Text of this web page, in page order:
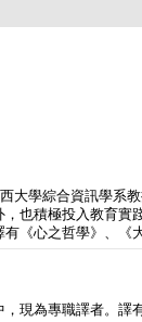
大學綜合資訊學
也積極投入教育
《心之哲學》、《
現為專職譯者。